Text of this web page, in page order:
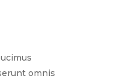
omnis